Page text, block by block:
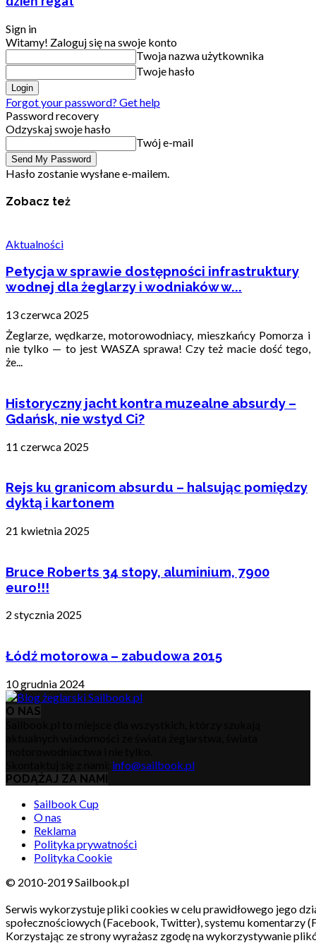
Sign in
Witamy! Zaloguj się na swoje konto
Twoja nazwa użytkownika
Twoje hasło
Forgot your password? Get help
Password recovery
Odzyskaj swoje hasło
Twój e-mail
Hasło zostanie wysłane e-mailem.
Zobacz też
Aktualności
Petycja w sprawie dostępności infrastruktury
wodnej dla żeglarzy i wodniaków w...
13 czerwca 2025
Żeglarze, wędkarze, motorowodniacy, mieszkańcy Pomorza i
nie tylko — to jest WASZA sprawa! Czy też macie dość tego,
że...
Historyczny jacht kontra muzealne absurdy –
Gdańsk, nie wstyd Ci?
11 czerwca 2025
Rejs ku granicom absurdu – halsując pomiędzy
dyktą i kartonem
21 kwietnia 2025
Bruce Roberts 34 stopy, aluminium, 7900
euro!!!
2 stycznia 2025
Łódź motorowa – zabudowa 2015
10 grudnia 2024
O NAS
info@sailbook.pl
PODĄŻAJ ZA NAMI
Sailbook Cup
O nas
Reklama
Polityka prywatności
Polityka Cookie
© 2010-2019 Sailbook.pl
Serwis wykorzystuje pliki cookies w celu prawidłowego jego
społecznościowych (Facebook, Twitter), systemu komentarzy
Korzystając ze strony wyrażasz zgodę na wykorzystywanie